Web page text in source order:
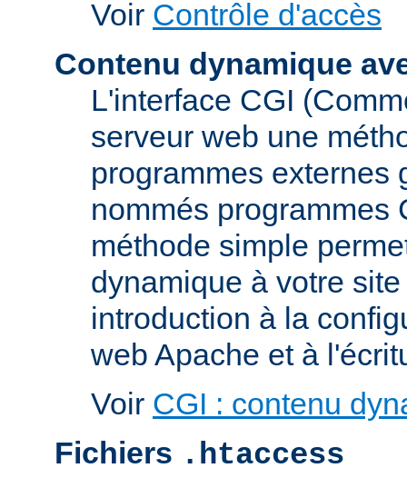
Voir Contrôle d'accès
Contenu dynamique
L'interface CGI
serveur web une
programmes externes
nommés programmes
méthode simple
dynamique à votre
introduction à la
web Apache et à
Voir CGI : contenu
Fichiers .htaccess